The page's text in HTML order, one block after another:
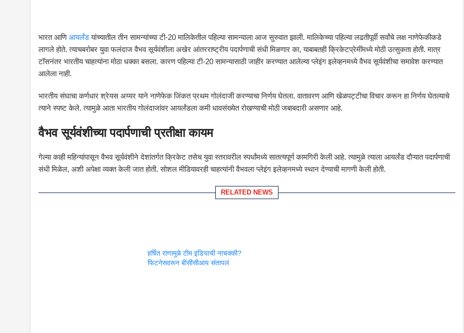
भारत आणिआयर्लंडयांच्यातील तीन सामन्यांच्या टी-20 मालिकेतील पहिल्या सामन्याला आज सुरुवात झाली. मालिकेच्या पहिल्या लढतीपूर्वी सर्वांचे लक्ष नाणेफेकीकडे
लागले होते. त्याचबरोबर युवा फलंदाज वैभव सूर्यवंशीला अखेर आंतरराष्ट्रीय पदार्पणाची संधी मिळणार का, याबाबतही क्रिकेटप्रेमींमध्ये मोठी उत्सुकता होती. मात्र
टॉसनंतर भारतीय चाहत्यांना मोठा धक्का बसला. कारण पहिल्या टी-20 सामन्यासाठी जाहीर करण्यात आलेल्या प्लेइंग इलेव्हनमध्ये वैभव सूर्यवंशीचा समावेश करण्यात
आलेला नाही.
भारतीय संघाचा कर्णधार श्रेयस अय्यर याने नाणेफेक जिंकत प्रथम गोलंदाजी करण्याचा निर्णय घेतला. वातावरण आणि खेळपट्टीचा विचार करून हा निर्णय घेतल्याचे
त्याने स्पष्ट केले. त्यामुळे आता भारतीय गोलंदाजांवर आयर्लंडला कमी धावसंख्येत रोखण्याची मोठी जबाबदारी असणार आहे.
वैभव सूर्यवंशीच्या पदार्पणाची प्रतीक्षा कायम
गेल्या काही महिन्यांपासून वैभव सूर्यवंशीने देशांतर्गत क्रिकेट तसेच युवा स्तरावरील स्पर्धांमध्ये सातत्यपूर्ण कामगिरी केली आहे. त्यामुळे त्याला आयर्लंड दौऱ्यात पदार्पणाची
संधी मिळेल, अशी अपेक्षा व्यक्त केली जात होती. सोशल मीडियावरही चाहत्यांनी वैभवला प्लेइंग इलेव्हनमध्ये स्थान देण्याची मागणी केली होती.
RELATED NEWS
हर्षित राणामुळे टीम इंडियाची नाचक्की?
फिटनेसवरून बीसीसीआय संतापलं